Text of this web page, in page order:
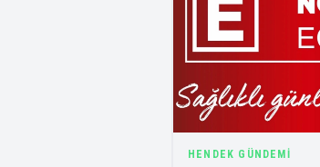
HENDEK GÜNDEMI